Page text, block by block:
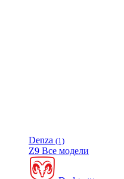
Denza (1)
Z9 Все модели